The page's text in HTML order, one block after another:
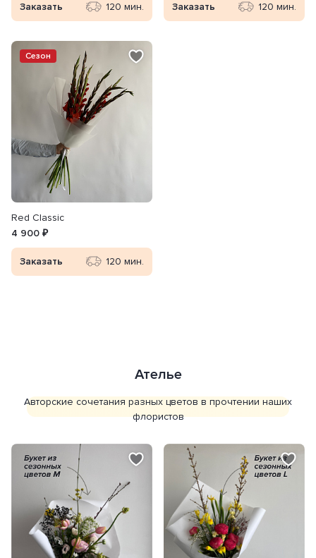
Личный кабинет
бонусам, истории заказов и адресам
Получить код
Заказать 120 мин. Заказать 120 мин.
Сезон
Red Classic
4 900 ₽
Заказать 120 мин.
Ателье
Авторские сочетания разных цветов в прочтении наших
флористов